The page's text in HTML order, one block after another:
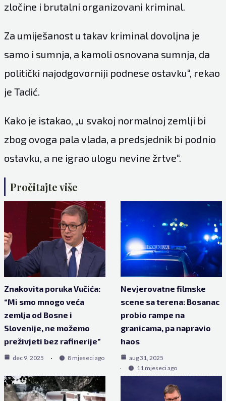
zločine i brutalni organizovani kriminal.
Za umiješanost u takav kriminal dovoljna je
samo i sumnja, a kamoli osnovana sumnja, da
politički najodgovorniji podnese ostavku“, rekao
je Tadić.
Kako je istakao, „u svakoj normalnoj zemlji bi
zbog ovoga pala vlada, a predsjednik bi podnio
ostavku, a ne igrao ulogu nevine žrtve“.
Pročitajte više
Znakovita poruka Vučića:
“Mi smo mnogo veća
zemlja od Bosne i
Slovenije, ne možemo
preživjeti bez rafinerije”
dec 9, 2025 8 mjeseci ago
Nevjerovatne filmske
scene sa terena: Bosanac
probio rampe na
granicama, pa napravio
haos
aug 31, 2025
11 mjeseci ago